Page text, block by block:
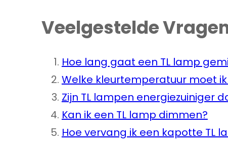
Veelgestelde
Hoe lang gaat een TL lamp
Welke kleurtemperatuur moet
Zijn TL lampen energiezuiniger
Kan ik een TL lamp dimmen?
Hoe vervang ik een kapotte TL